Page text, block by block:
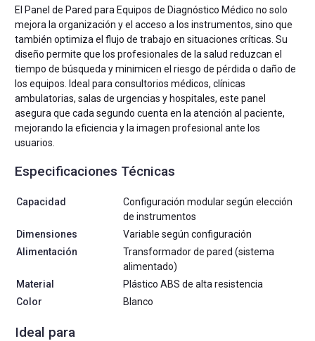
El Panel de Pared para Equipos de Diagnóstico Médico no solo
mejora la organización y el acceso a los instrumentos, sino que
también optimiza el flujo de trabajo en situaciones críticas. Su
diseño permite que los profesionales de la salud reduzcan el
tiempo de búsqueda y minimicen el riesgo de pérdida o daño de
los equipos. Ideal para consultorios médicos, clínicas
ambulatorias, salas de urgencias y hospitales, este panel
asegura que cada segundo cuenta en la atención al paciente,
mejorando la eficiencia y la imagen profesional ante los
usuarios.
Especificaciones Técnicas
Capacidad
Configuración modular según elección
de instrumentos
Dimensiones
Variable según configuración
Alimentación
Transformador de pared (sistema
alimentado)
Material
Plástico ABS de alta resistencia
Color
Blanco
Ideal para